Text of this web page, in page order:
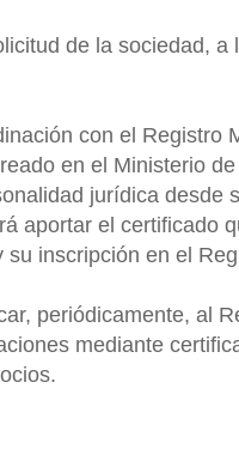
de la sociedad, a
con el Registro
en el Ministerio
jurídica desde
aportar el certificado
inscripción en el
periódicamente, al
mediante